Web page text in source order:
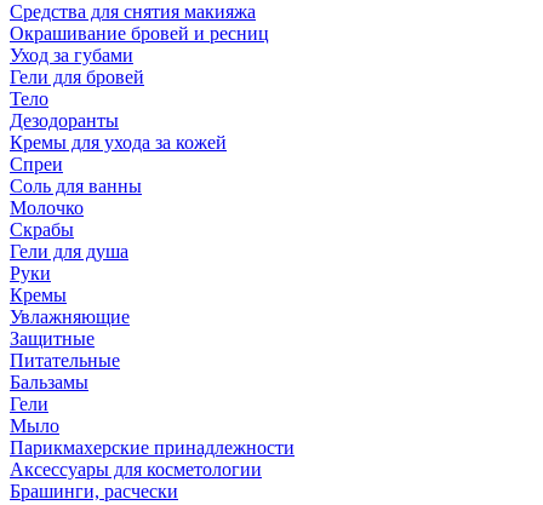
Средства для снятия макияжа
Окрашивание бровей и ресниц
Уход за губами
Гели для бровей
Тело
Дезодоранты
Кремы для ухода за кожей
Спреи
Соль для ванны
Молочко
Скрабы
Гели для душа
Руки
Кремы
Увлажняющие
Защитные
Питательные
Бальзамы
Гели
Мыло
Парикмахерские принадлежности
Аксессуары для косметологии
Брашинги, расчески